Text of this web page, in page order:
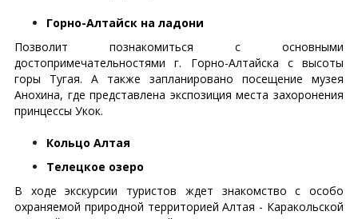
Горно-Алтайск на ладони
Позволит познакомиться с основными
достопримечательностями г. Горно-Алтайска с высоты
горы Тугая. А также запланировано посещение музея
Анохина, где представлена экспозиция места захоронения
принцессы Укок.
Кольцо Алтая
Телецкое озеро
В ходе экскурсии туристов ждет знакомство с особо
охраняемой природной территорией Алтая - Каракольской